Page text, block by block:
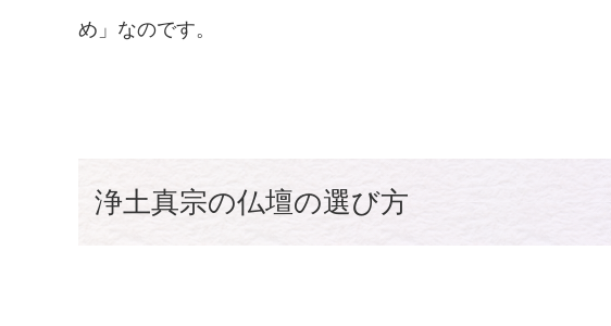
め」なのです。
浄土真宗の仏壇の選び方